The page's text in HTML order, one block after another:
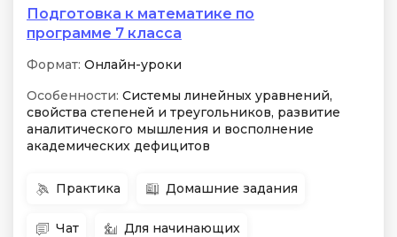
Подготовка к математике по
программе 7 класса
Формат: Онлайн-уроки
Особенности: Системы линейных уравнений,
свойства степеней и треугольников, развитие
аналитического мышления и восполнение
академических дефицитов
Практика Домашние задания
Чат Для начинающих